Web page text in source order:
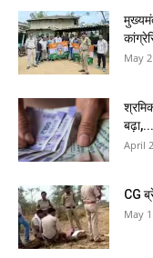
May
बढ़ा,...
April
CG
May